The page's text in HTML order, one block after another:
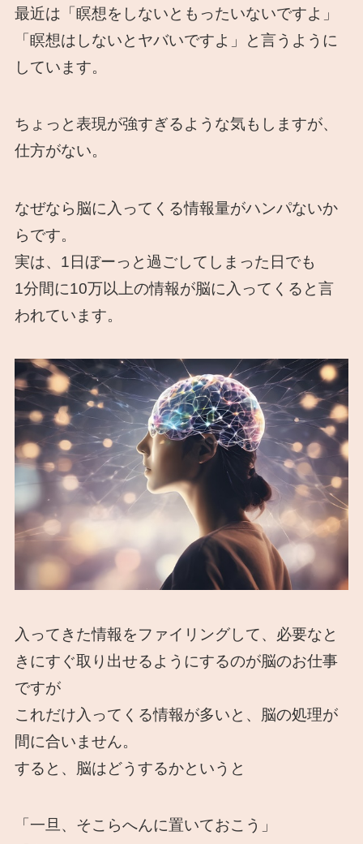
最近は「瞑想をしないともったいないですよ」
「瞑想はしないとヤバいですよ」と言うように
しています。
ちょっと表現が強すぎるような気もしますが、
仕方がない。
なぜなら脳に入ってくる情報量がハンパないか
らです。
実は、1日ぼーっと過ごしてしまった日でも
1分間に10万以上の情報が脳に入ってくると言
われています。
入ってきた情報をファイリングして、必要なと
きにすぐ取り出せるようにするのが脳のお仕事
ですが
これだけ入ってくる情報が多いと、脳の処理が
間に合いません。
すると、脳はどうするかというと
「一旦、そこらへんに置いておこう」